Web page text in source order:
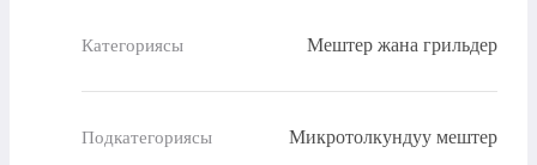
Категориясы Мештер жана грильдер
Подкатегориясы Микротолкундуу мештер